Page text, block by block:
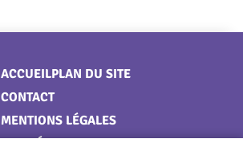
Menu
Pied
de
ACCUEILPLAN DU SITE
CONTACT
MENTIONS LÉGALES